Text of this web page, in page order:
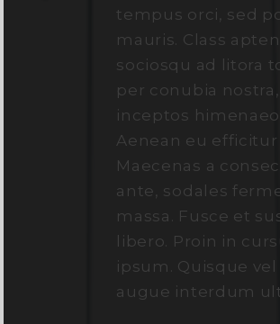
tempus orci, sed
mauris. Class
sociosqu ad litora
per conubia
inceptos
Aenean eu efficitur
Maecenas a
ante, sodales
massa. Fusce et
libero. Proin in
ipsum. Quisque
augue interdum